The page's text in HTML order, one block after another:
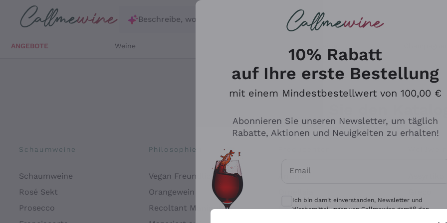
Zum Hauptinhalt springen
Beschreibe, wonach du suchst
ANGEBOTE Weine
Schaumweine
Schaumweine
Rosé Sekt
Prosecco
Philosophien
Vegan Freundlich
Orangewein
Recoltant Manipulant
Antinori
Ca' del Bosco
Gavi
10% Rabatt
auf Ihre erste Bestellung
mit einem Mindestbestellwert von 100,00 €
Abonnieren Sie unseren Newsletter, um täglich
Rabatte, Aktionen und Neuigkeiten zu erhalten!
Email
Optionale Einwilligungen zum Erhalt von
Ich bin damit einverstanden, Newsletter und
Werbemitteilungen von Callmewine gemäß den -